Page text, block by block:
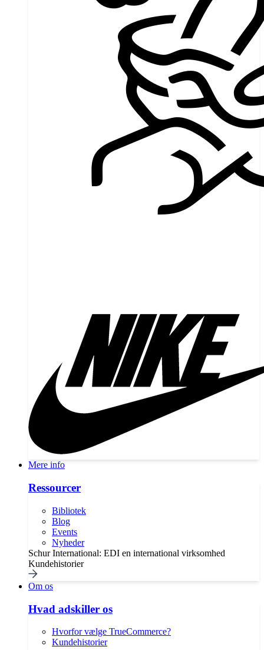
Mere info
Ressourcer
Bibliotek
Blog
Events
Nyheder
Schur International: EDI en international virksomhed
Kundehistorier
Om os
Hvad adskiller os
Hvorfor vælge TrueCommerce?
Kundehistorier